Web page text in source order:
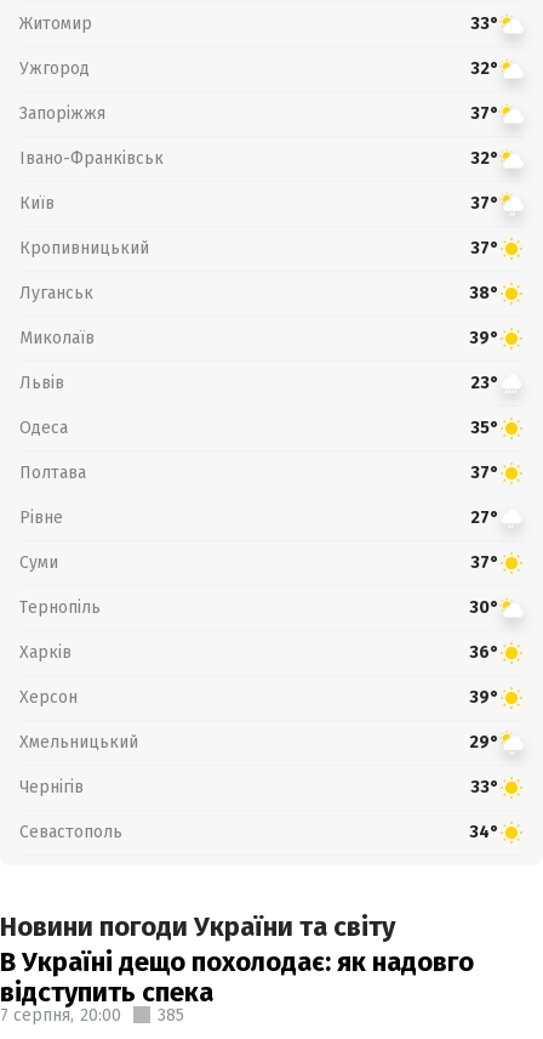
Житомир 33°
Ужгород 32°
Запоріжжя 37°
Івано-Франківськ 32°
Київ 37°
Кропивницький 37°
Луганськ 38°
Миколаїв 39°
Львів 23°
Одеса 35°
Полтава 37°
Рівне 27°
Суми 37°
Тернопіль 30°
Харків 36°
Херсон 39°
Хмельницький 29°
Чернігів 33°
Севастополь 34°
Новини погоди України та світу
В Україні дещо похолодає: як надовго
відступить спека
7 серпня, 20:00 385